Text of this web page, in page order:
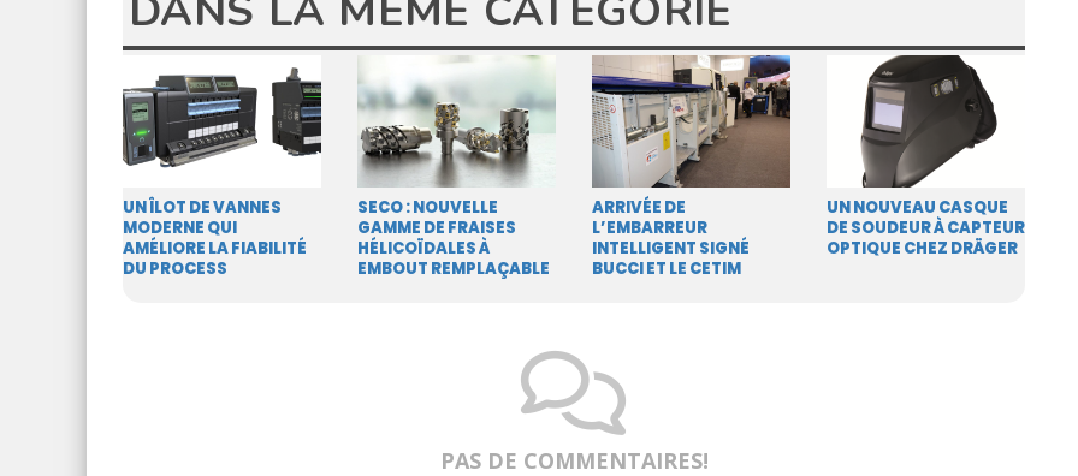
UN ÎLOT DE VANNES
MODERNE QUI
AMÉLIORE LA FIABILITÉ
DU PROCESS
SECO : NOUVELLE
GAMME DE FRAISES
HÉLICOÏDALES À
EMBOUT REMPLAÇABLE
ARRIVÉE DE
L’EMBARREUR
INTELLIGENT SIGNÉ
BUCCI ET LE CETIM
UN NOUVEAU CASQUE
DE SOUDEUR À CAPTEUR
OPTIQUE CHEZ DRÄGER
PAS DE COMMENTAIRES!